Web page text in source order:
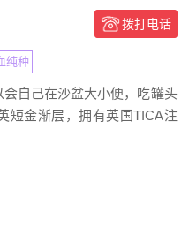
拨打电话
纯种
自己在沙盆大小便，吃罐头
短金渐层，拥有英国TICA注